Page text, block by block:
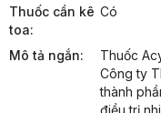
Thuốc cần kê
toa:
Có
Mô tả ngắn:
Thuốc
Công ty
thành